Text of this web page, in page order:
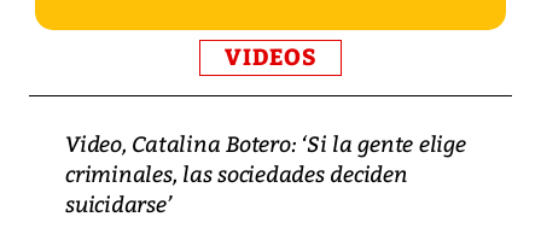
VIDEOS
Video, Catalina Botero: ‘Si la gente elige
criminales, las sociedades deciden
suicidarse’